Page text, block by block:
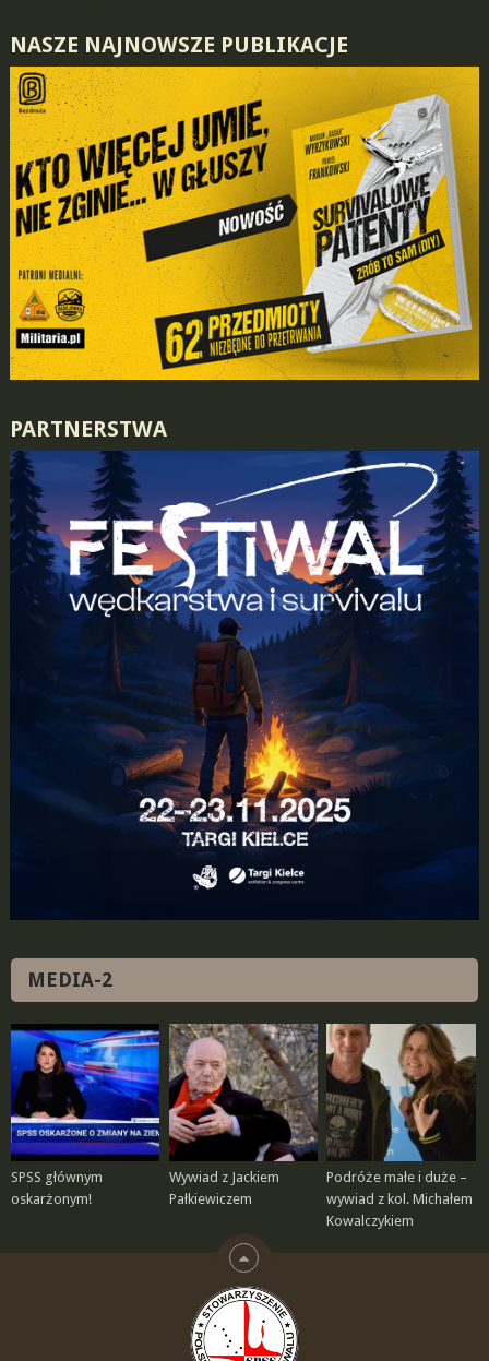
NASZE NAJNOWSZE PUBLIKACJE
PARTNERSTWA
MEDIA-2
SPSS głównym
oskarżonym!
Wywiad z Jackiem
Pałkiewiczem
Podróże małe i duże –
wywiad z kol. Michałem
Kowalczykiem